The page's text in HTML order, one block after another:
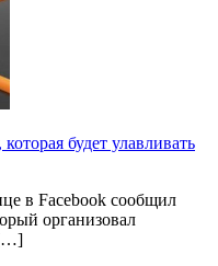
будет улавливать
в Facebook сообщил
организовал
[…]